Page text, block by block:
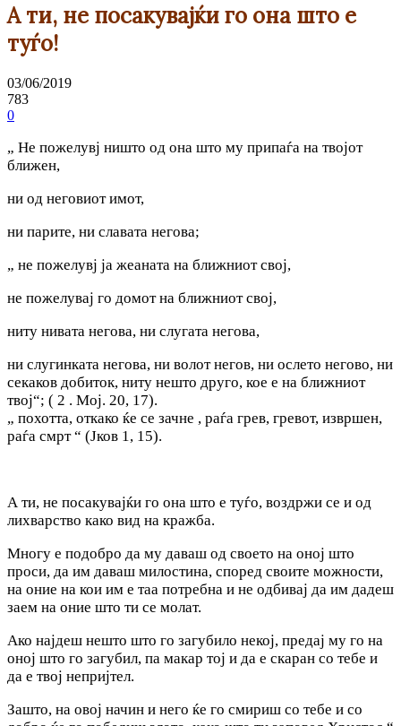
А ти, не посакувајќи го она што е
туѓо!
03/06/2019
783
0
„ Не пожелувј ништо од онa што му припаѓа на твојот
ближен,
ни од неговиот имот,
ни парите, ни славата негова;
„ не пожелувј ја жеанaта на ближниот свој,
не пожелувај го домот на ближниот свој,
ниту нивата негова, ни слугата негова,
ни слугинката негова, ни волот негов, ни ослето негово, ни
секаков добиток, ниту нешто друго, кое е на ближниот
твој“; ( 2 . Мој. 20, 17).
„ похотта, откако ќе се зачне , раѓа грев, гревот, извршен,
раѓа смрт “ (Јков 1, 15).
А ти, не посакувајќи го она што е туѓо, воздржи се и од
лихварство како вид на кражба.
Многу е подобро да му даваш од своето на оној што
проси, да им даваш милостина, според своите можности,
на оние на кои им е таа потребна и не одбивај да им дадеш
заем на оние што ти се молат.
Ако најдеш нешто што го загубило некој, предај му го на
оној што го загубил, па макар тој и да е скарaн со тебе и
да е твој непријтел.
Зашто, на овој начин и него ќе го смириш со тебе и со